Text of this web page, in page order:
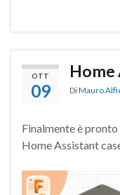
OTT
09
Home
DiMauro
Finalmente è
Home Assistant